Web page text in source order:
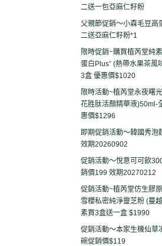
二送一包亞麻仁籽粉
父親節促銷～小森毛豆高
二送亞麻仁籽粉*1
限時促銷~購買植芮堂純
蛋白Plus⁺ (熱帶水果茶風
3盒 優惠價$1020
限時活動~植芮堂永夜曙
花胜肽活顏精華液)50ml-
惠價$1296
即期促銷活動～韓國秀泡
效期20260902
促銷活動～悅意可可飲
銷價199 效期20270212
促銷活動~植芮堂仿生膠
雪櫻私密純淨靈芝粉 (蔓
素買3盒送一盒 $1990
促銷活動～本家生機仙草
碗促銷價$119